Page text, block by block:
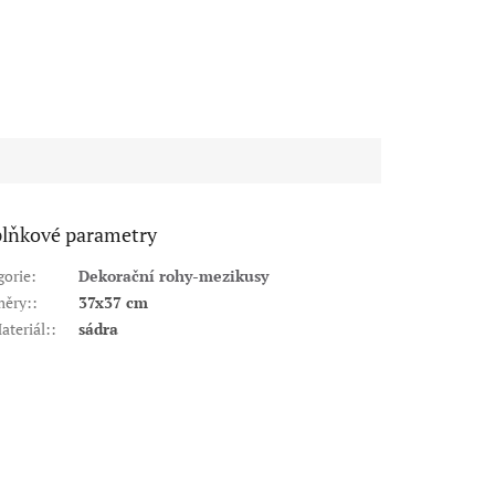
parametry
:
Dekorační rohy-mezikusy
:
37x37 cm
: sádra